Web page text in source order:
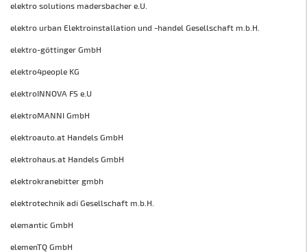
elektro solutions madersbacher e.U.
elektro urban Elektroinstallation und -handel Gesellschaft m.b.H.
elektro-göttinger GmbH
elektro4people KG
elektroINNOVA FS e.U
elektroMANNI GmbH
elektroauto.at Handels GmbH
elektrohaus.at Handels GmbH
elektrokranebitter gmbh
elektrotechnik adi Gesellschaft m.b.H.
elemantic GmbH
elemenTQ GmbH